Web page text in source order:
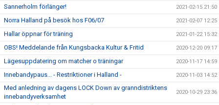
Sannerholm förlänger! 2021-02-15 21:50
Norra Halland på besök hos F06/07 2021-02-07 12:25
Hallar öppnar för träning 2021-01-22 15:32
OBS! Meddelande från Kungsbacka Kultur & Fritid 2020-12-20 09:17
Lägesuppdatering om matcher o träningar 2020-11-17 14:59
Innebandypaus... - Restriktioner i Halland - 2020-11-03 14:52
Med anledning av dagens LOCK Down av granndistriktens
innebandyverksamhet
2020-10-29 23:36